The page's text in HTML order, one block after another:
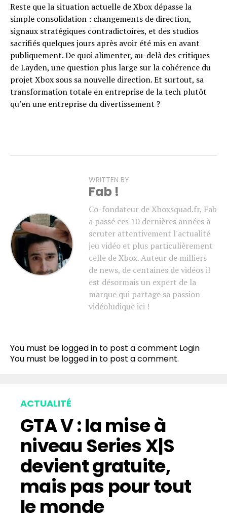
Reste que la situation actuelle de Xbox dépasse la
simple consolidation : changements de direction,
signaux stratégiques contradictoires, et des studios
sacrifiés quelques jours après avoir été mis en avant
publiquement. De quoi alimenter, au-delà des critiques
de Layden, une question plus large sur la cohérence du
projet Xbox sous sa nouvelle direction. Et surtout, sa
transformation totale en entreprise de la tech plutôt
qu’en une entreprise du divertissement ?
WRITTEN BY
Fab !
Co-fondateur de Xboxsquad.fr, Fab
a passé ces 10 dernières années à
scruter attentivement l'actualité
jeu vidéo et plus particulièrement
celle de Xbox. Auteur de milliers
de news, de centaines de vidéos il
est désormais un expert de la
marque qui partage sa passion
vidéoludique ici !
You must be logged in to post a comment Login
You must be logged in to post a comment.
ACTUALITÉ
GTA V : la mise à
niveau Series X|S
devient gratuite,
mais pas pour tout
le monde